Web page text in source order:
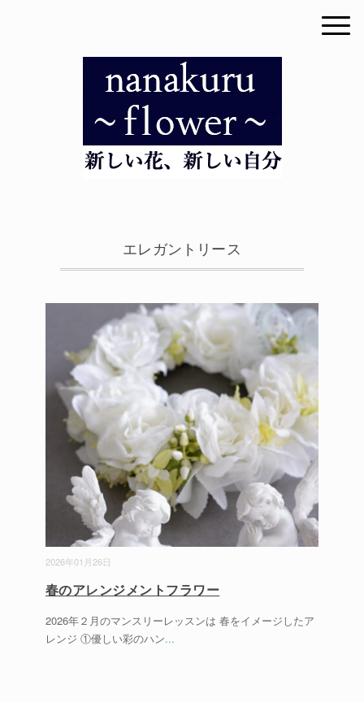
エレガントリース
2026年01月26日
春のアレンジメントフラワー
2026年２月のマンスリーレッスンは 春をイメージしたア
レンジ ①優しい彩のハン...